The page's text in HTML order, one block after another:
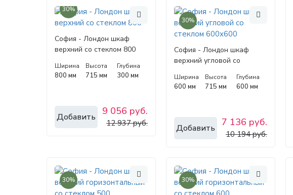
30%
София - Лондон шкаф
верхний со стеклом 800
Ширина
800 мм
Высота
715 мм
Глубина
300 мм
Добавить 9 056 руб.
12 937 руб.
30%
София - Лондон шкаф
верхний угловой со
Ширина
600 мм
Высота
715 мм
Глубина
600 мм
Добавить 7 136 руб.
10 194 руб.
30% 30%